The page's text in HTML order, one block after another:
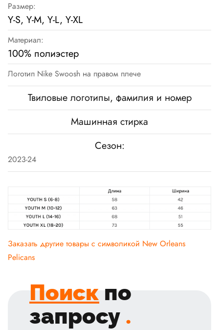
Размер:
Y-S, Y-M, Y-L, Y-XL
Материал:
100% полиэстер
Логотип Nike Swoosh на правом плече
Твиловые логотипы, фамилия и номер
Машинная стирка
Сезон:
2023-24
Заказать другие товары с символикой New Orleans
Pelicans
Поиск по
запросу .